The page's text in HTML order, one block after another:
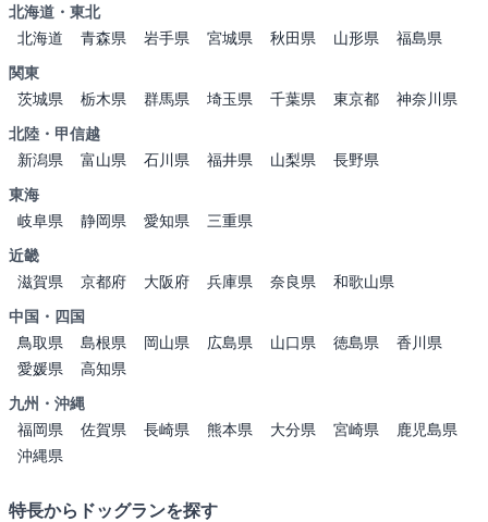
北海道・東北
北海道
青森県 岩手県 宮城県 秋田県 山形県
福島県
関東
茨城県
栃木県 群馬県 埼玉県 千葉県 東京都
神奈川県
北陸・甲信越
新潟県
富山県 石川県 福井県 山梨県
長野県
東海
岐阜県
静岡県 愛知県
三重県
近畿
滋賀県
京都府 大阪府 兵庫県 奈良県
和歌山県
中国・四国
鳥取県
島根県 岡山県 広島県 山口県 徳島県
香川県
愛媛県
高知県
九州・沖縄
福岡県
佐賀県 長崎県 熊本県 大分県 宮崎県
鹿児島県
沖縄県
特長からドッグランを探す